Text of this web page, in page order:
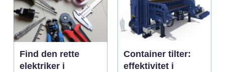
Find den rette
elektriker i
Container tilter:
effektivitet i